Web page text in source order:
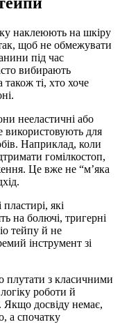
наклеюють на шкіру
щоб не обмежувати
під час
вибирають
ті, хто хоче
нееластичні або
використовують для
Наприклад, коли
гомілкостоп,
Це вже не “м’яка
які
на болючі, тригерні
тейпу й не
інструмент зі
плутати з класичними
роботи й
Якщо досвіду немає,
а спочатку